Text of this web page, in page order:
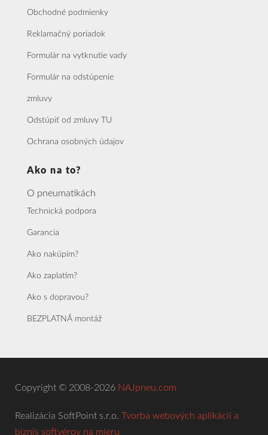
Obchodné podmienky
Reklamačný poriadok
Formulár na vytknutie vady
Formulár na odstúpenie
zmluvy
Odstúpiť od zmluvy TU
Ochrana osobných údajov
Ako na to?
O pneumatikách
Technická podpora
Garancia
Ako nakúpim?
Ako zaplatím?
Ako s dopravou?
BEZPLATNÁ montáž
Copyright © 2008-2026 NAJpneu.com
Realizácia SoftPoint s.r.o. Tvorba webových aplikácií a
biznis softvérov na mieru